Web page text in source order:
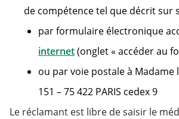
de compétence tel que décrit sur
par formulaire électronique
internet(onglet « accéder au
ou par voie postale à Madame
151 – 75 422 PARIS cedex 9
Le réclamant est libre de saisir le